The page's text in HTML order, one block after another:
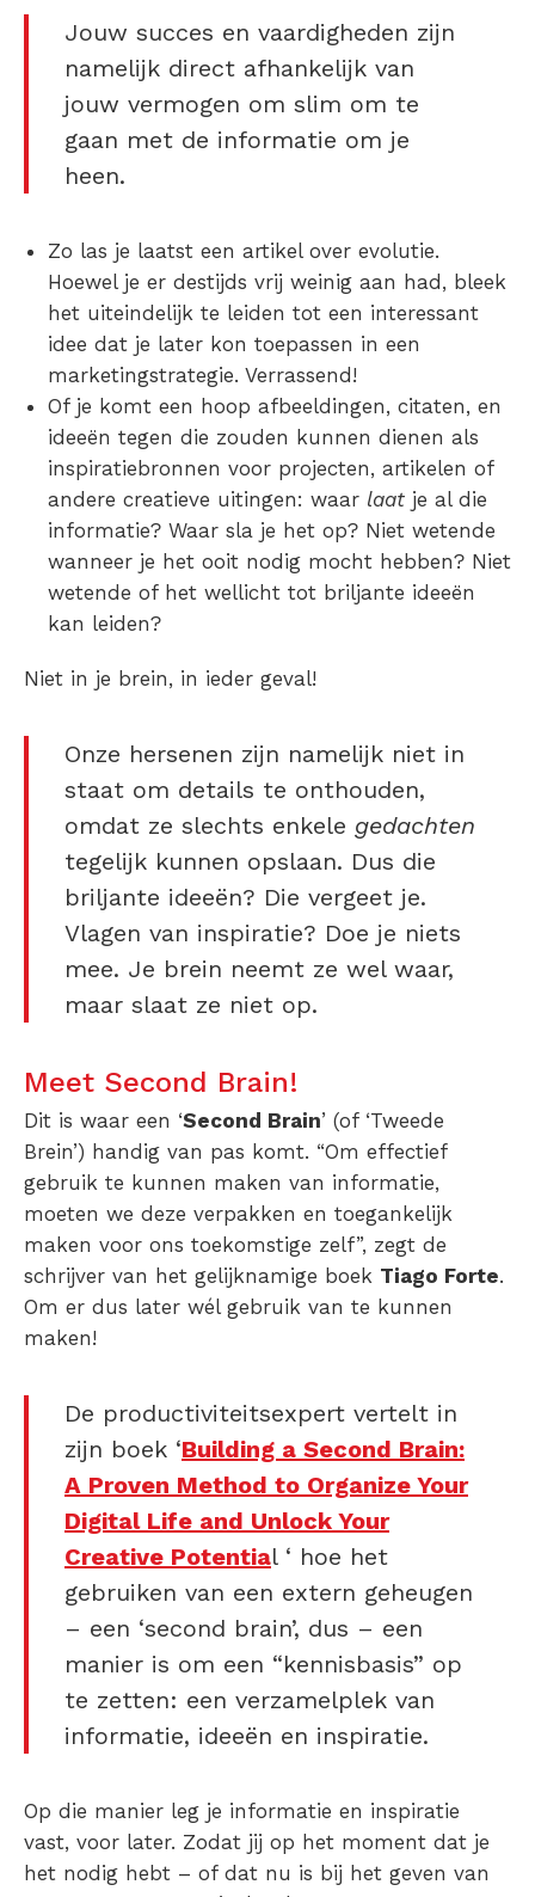
Jouw succes en vaardigheden zijn
namelijk direct afhankelijk van
jouw vermogen om slim om te
gaan met de informatie om je
heen.
Zo las je laatst een artikel over evolutie.
Hoewel je er destijds vrij weinig aan had, bleek
het uiteindelijk te leiden tot een interessant
idee dat je later kon toepassen in een
marketingstrategie. Verrassend!
Of je komt een hoop afbeeldingen, citaten, en
ideeën tegen die zouden kunnen dienen als
inspiratiebronnen voor projecten, artikelen of
andere creatieve uitingen: waar laat je al die
informatie? Waar sla je het op? Niet wetende
wanneer je het ooit nodig mocht hebben? Niet
wetende of het wellicht tot briljante ideeën
kan leiden?
Niet in je brein, in ieder geval!
Onze hersenen zijn namelijk niet in
staat om details te onthouden,
omdat ze slechts enkele gedachten
tegelijk kunnen opslaan. Dus die
briljante ideeën? Die vergeet je.
Vlagen van inspiratie? Doe je niets
mee. Je brein neemt ze wel waar,
maar slaat ze niet op.
Meet Second Brain!
Dit is waar een ‘Second Brain’ (of ‘Tweede
Brein’) handig van pas komt. “Om effectief
gebruik te kunnen maken van informatie,
moeten we deze verpakken en toegankelijk
maken voor ons toekomstige zelf”, zegt de
schrijver van het gelijknamige boek Tiago Forte.
Om er dus later wél gebruik van te kunnen
maken!
De productiviteitsexpert vertelt in
zijn boek ‘Building a Second Brain:
A Proven Method to Organize Your
Digital Life and Unlock Your
Creative Potential ‘ hoe het
gebruiken van een extern geheugen
– een ‘second brain’, dus – een
manier is om een “kennisbasis” op
te zetten: een verzamelplek van
informatie, ideeën en inspiratie.
Op die manier leg je informatie en inspiratie
vast, voor later. Zodat jij op het moment dat je
het nodig hebt – of dat nu is bij het geven van